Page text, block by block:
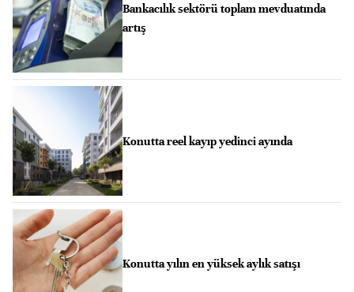
Bankacılık sektörü toplam mevduatında
artış
Konutta reel kayıp yedinci ayında
Konutta yılın en yüksek aylık satışı